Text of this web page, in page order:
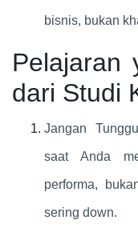
bisnis, bukan
Pelajaran
dari Studi
Jangan
saat Anda
performa,
sering down.